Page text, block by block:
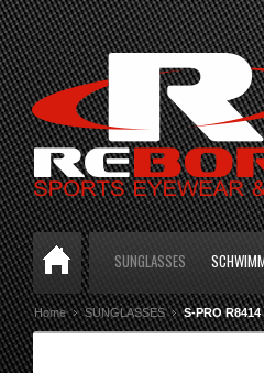
SUNGLASSES
Home SUNGLASSES S-PRO